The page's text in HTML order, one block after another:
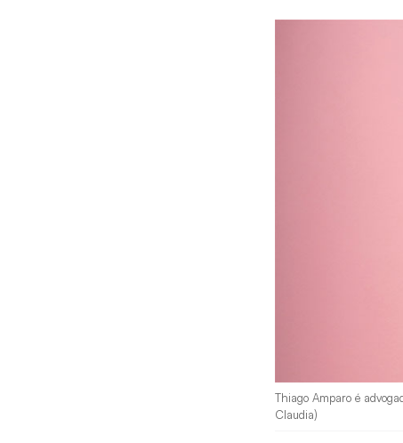
Thiago Amparo é
Claudia)